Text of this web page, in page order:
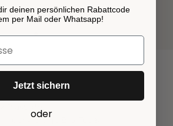
Gehe zu Element 1
Gehe zu Element 2
Gehe zu Element 3
Gehe zu Element 4
Bio-Tee &
deinen persönlichen Rabattcode
per Mail oder Whatsapp!
Jetzt sichern
oder